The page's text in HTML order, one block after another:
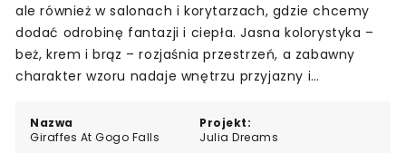
Nazwa
Giraffes At Gogo Falls
Projekt:
Julia Dreams
ale również w salonach i korytarzach, gdzie chcemy
dodać odrobinę fantazji i ciepła. Jasna kolorystyka –
beż, krem i brąz – rozjaśnia przestrzeń, a zabawny
charakter wzoru nadaje wnętrzu przyjazny i